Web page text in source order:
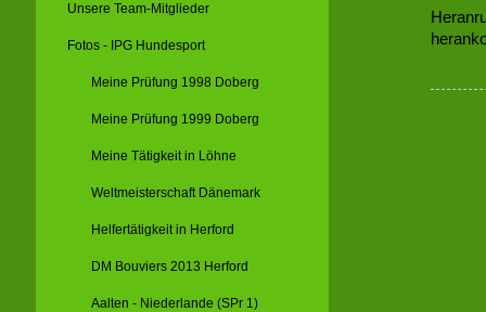
Unsere Team-Mitglieder
Fotos - IPG Hundesport
Meine Prüfung 1998 Doberg
Meine Prüfung 1999 Doberg
Meine Tätigkeit in Löhne
Weltmeisterschaft Dänemark
Helfertätigkeit in Herford
DM Bouviers 2013 Herford
Aalten - Niederlande (SPr 1)